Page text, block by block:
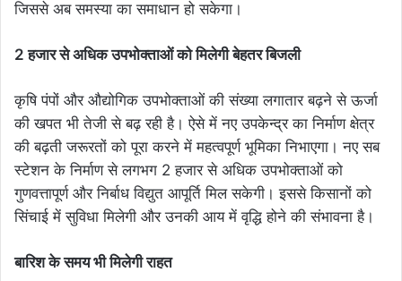
जिससे अब समस्या का समाधान हो सकेगा।
2 हजार से अधिक उपभोक्ताओं को मिलेगी बेहतर बिजली
कृषि पंपों और औद्योगिक उपभोक्ताओं की संख्या लगातार बढ़ने से ऊर्जा
की खपत भी तेजी से बढ़ रही है। ऐसे में नए उपकेन्द्र का निर्माण क्षेत्र
की बढ़ती जरूरतों को पूरा करने में महत्वपूर्ण भूमिका निभाएगा। नए सब
स्टेशन के निर्माण से लगभग 2 हजार से अधिक उपभोक्ताओं को
गुणवत्तापूर्ण और निर्बाध विद्युत आपूर्ति मिल सकेगी। इससे किसानों को
सिंचाई में सुविधा मिलेगी और उनकी आय में वृद्धि होने की संभावना है।
बारिश के समय भी मिलेगी राहत